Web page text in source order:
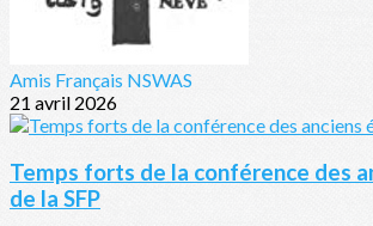
Amis Français NSWAS
21 avril 2026
Temps forts de la conférence des
de la SFP